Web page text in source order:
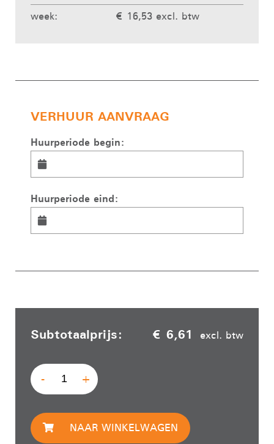
week:
€ 16,53 excl. btw
VERHUUR AANVRAAG
Huurperiode begin:
Huurperiode eind:
Subtotaalprijs: € 6,61 excl. btw
- +
NAAR WINKELWAGEN